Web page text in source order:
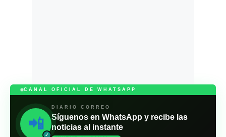
CANAL OFICIAL DE WHATSAPP
📲
✓
DIARIO CORREO
Síguenos en WhatsApp y recibe las
noticias al instante